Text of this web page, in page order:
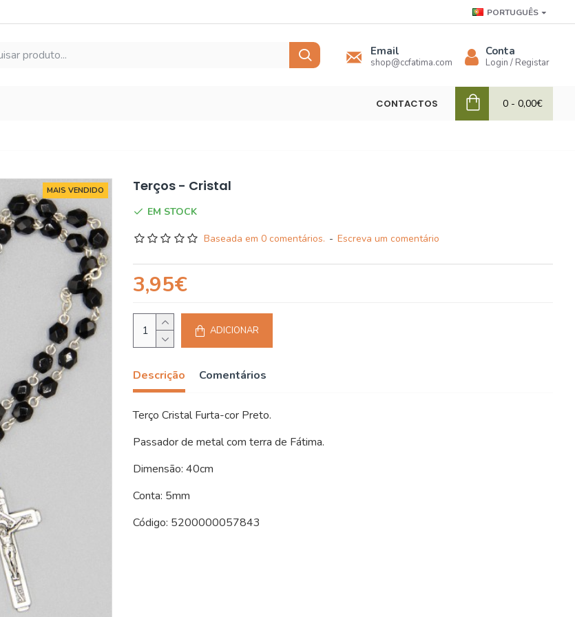
PORTUGUÊS
Email
shop@ccfatima.com
Conta
Login / Registar
CONTACTOS 0 - 0,00€
MAIS VENDIDO Terços - Cristal
EM STOCK
Baseada em 0 comentários. - Escreva um comentário
3,95€
ADICIONAR
Descrição Comentários
Terço Cristal Furta-cor Preto.
Passador de metal com terra de Fátima.
Dimensão: 40cm
Conta: 5mm
Código: 5200000057843